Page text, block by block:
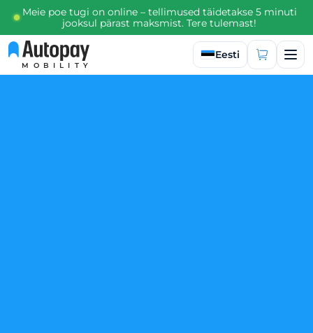
Meie poe tugi on online – tellimused täidetakse 5 minuti
jooksul pärast maksmist. Tere tulemast!
MOBILITY
Valige keel
Eesti